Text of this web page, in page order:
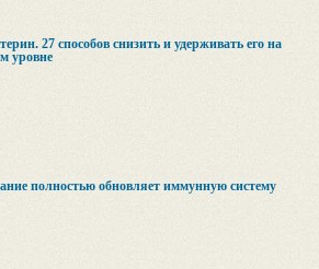
27 способов снизить и удерживать его на
уровне
полностью обновляет иммунную систему